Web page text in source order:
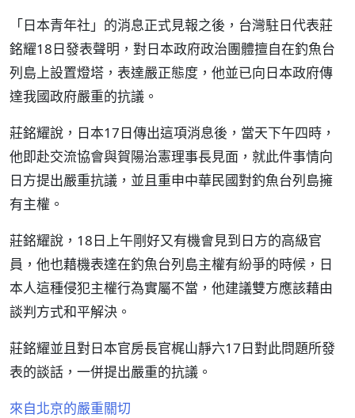
「日本青年社」的消息正式見報之後，台灣駐日代表莊
銘耀18日發表聲明，對日本政府政治團體擅自在釣魚台
列島上設置燈塔，表達嚴正態度，他並已向日本政府傳
達我國政府嚴重的抗議。
莊銘耀說，日本17日傳出這項消息後，當天下午四時，
他即赴交流協會與賀陽治憲理事長見面，就此件事情向
日方提出嚴重抗議，並且重申中華民國對釣魚台列島擁
有主權。
莊銘耀說，18日上午剛好又有機會見到日方的高級官
員，他也藉機表達在釣魚台列島主權有紛爭的時候，日
本人這種侵犯主權行為實屬不當，他建議雙方應該藉由
談判方式和平解決。
莊銘耀並且對日本官房長官梶山靜六17日對此問題所發
表的談話，一併提出嚴重的抗議。
來自北京的嚴重關切